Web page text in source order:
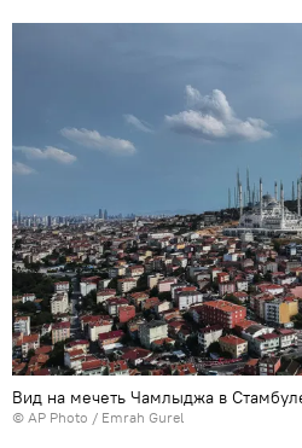
Вид на мечеть Чамлыджа в
© AP Photo / Emrah Gurel